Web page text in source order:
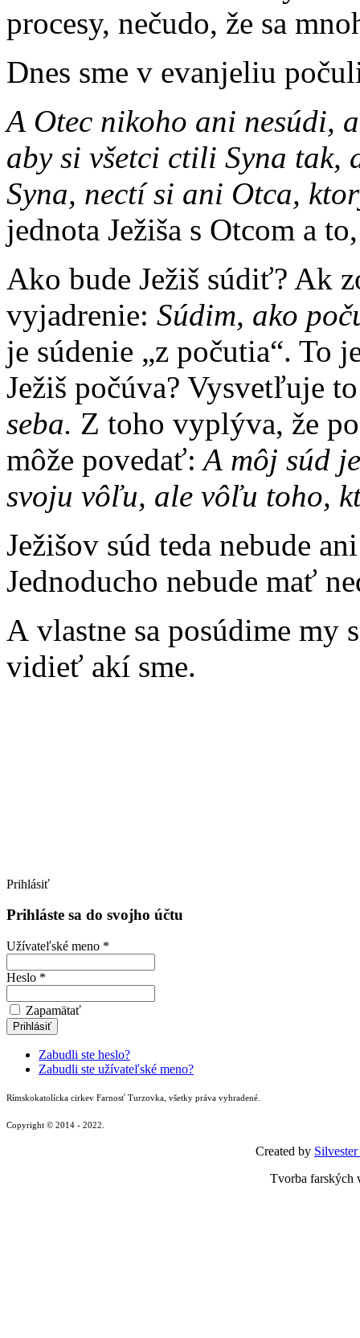
procesy, nečudo, že sa
Dnes sme v evanjeliu
A Otec nikoho ani nesúdi,
aby si všetci ctili Syna tak,
Syna, nectí si ani Otca,
jednota Ježiša s Otcom a
Ako bude Ježiš súdiť? Ak
vyjadrenie: Súdim, ako
je súdenie „z počutia“. To
Ježiš počúva? Vysvetľuje
seba. Z toho vyplýva, že
môže povedať: A môj súd
svoju vôľu, ale vôľu toho,
Ježišov súd teda nebude
Jednoducho nebude mať
A vlastne sa posúdime my
vidieť akí sme.
Prihlásiť
Prihláste sa do svojho účtu
Užívateľské meno *
Heslo *
Zapamätať
Zabudli ste heslo?
Zabudli ste užívateľské meno?
Rímskokatolícka cirkev Farnosť Turzovka, všetky práva vyhradené.
Copyright © 2014 - 2022.
Created by
Tvorba farských